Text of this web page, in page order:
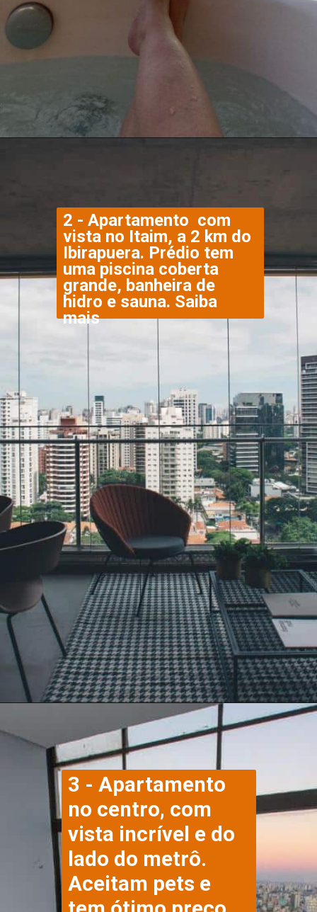
2 - Apartamento  com
vista no Itaim, a 2 km do
Ibirapuera. Prédio tem
uma piscina coberta
grande, banheira de
hidro e sauna. Saiba
mais
3 - Apartamento
no centro, com
vista incrível e do
lado do metrô.
Aceitam pets e